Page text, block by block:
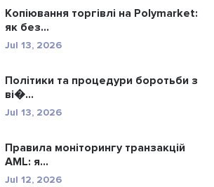
Копіювання торгівлі на Polymarket:
як без...
Jul 13, 2026
Політики та процедури боротьби з
ві�...
Jul 13, 2026
Правила моніторингу транзакцій
AML: я...
Jul 12, 2026